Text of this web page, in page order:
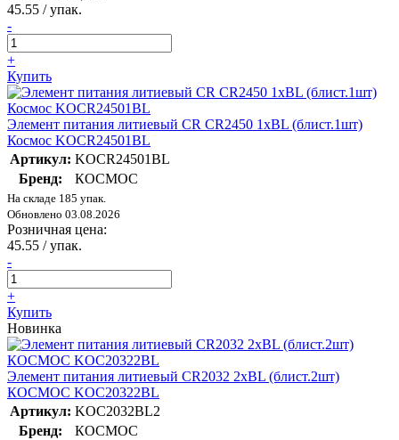
45.55 / упак.
-
+
Купить
Элемент питания литиевый CR CR2450 1хBL (блист.1шт)
Космос KOCR24501BL
Артикул: KOCR24501BL
Бренд:
КОСМОС
На складе 185 упак.
Обновлено 03.08.2026
Розничная цена:
45.55 / упак.
-
+
Купить
Новинка
Элемент питания литиевый CR2032 2хBL (блист.2шт)
КОСМОС KOC20322BL
Артикул: KOC2032BL2
Бренд:
КОСМОС